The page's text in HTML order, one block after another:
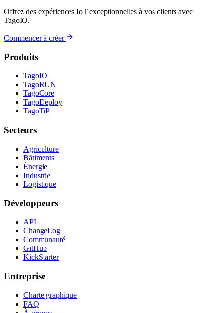
Offrez des expériences IoT exceptionnelles à vos clients avec
TagoIO.
Commencer à créer
Produits
TagoIO
TagoRUN
TagoCore
TagoDeploy
TagoTiP
Secteurs
Agriculture
Bâtiments
Énergie
Industrie
Logistique
Développeurs
API
ChangeLog
Communauté
GitHub
KickStarter
Entreprise
Charte graphique
FAQ